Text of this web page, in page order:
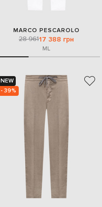
MARCO PESCAROLO
28 96117 388 грн
ML
NEW
- 39%